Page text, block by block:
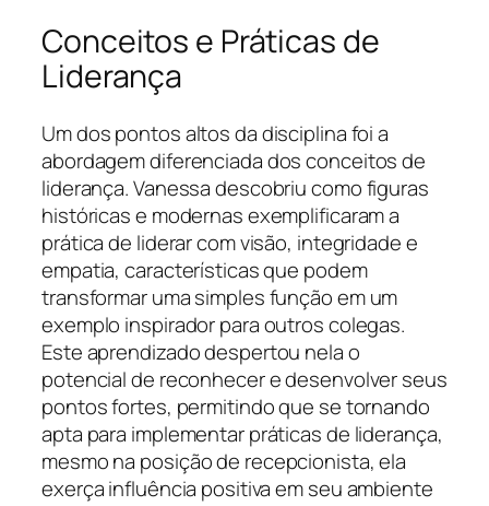
Conceitos e Práticas de
Liderança
Um dos pontos altos da disciplina foi a
abordagem diferenciada dos conceitos de
liderança. Vanessa descobriu como figuras
históricas e modernas exemplificaram a
prática de liderar com visão, integridade e
empatia, características que podem
transformar uma simples função em um
exemplo inspirador para outros colegas.
Este aprendizado despertou nela o
potencial de reconhecer e desenvolver seus
pontos fortes, permitindo que se tornando
apta para implementar práticas de liderança,
mesmo na posição de recepcionista, ela
exerça influência positiva em seu ambiente